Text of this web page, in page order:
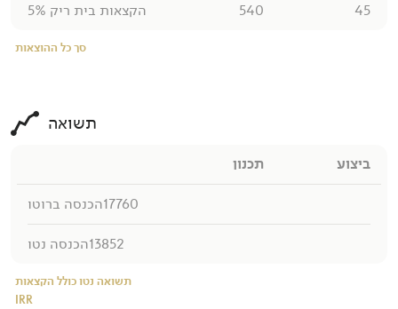
הקצאות בית ריק 5% 540 45
סך כל ההוצאות
תשואה
תכנון ביצוע
הכנסה ברוטו17760
הכנסה נטו13852
תשואה נטו כולל הקצאות
IRR